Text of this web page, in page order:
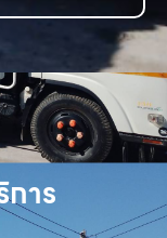
าร